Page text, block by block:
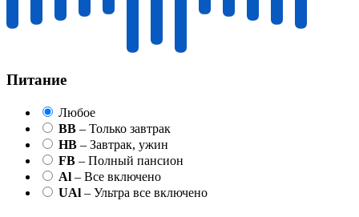
Питание
Любое
BB – Только завтрак
HB – Завтрак, ужин
FB – Полный пансион
Al – Все включено
UAl – Ультра все включено